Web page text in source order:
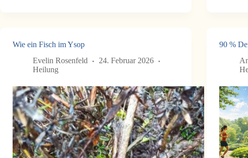
Wie ein Fisch im Ysop
Evelin Rosenfeld
24. Februar 2026
Heilung
90 %